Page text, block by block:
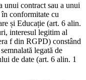
unui contract sau a unui
conformitate cu
și Educație (art. 6 alin.
interesul legitim al
f din RGPD) constând
legată de
de date (art. 6 alin. 1